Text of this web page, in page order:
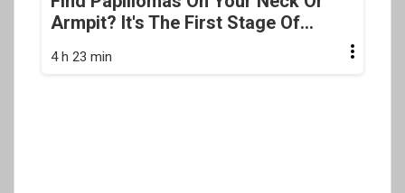
Armpit? It's The First Stage Of...
4 h 23 min